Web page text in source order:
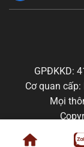
GPĐKKD:
Cơ quan cấp:
Mọi